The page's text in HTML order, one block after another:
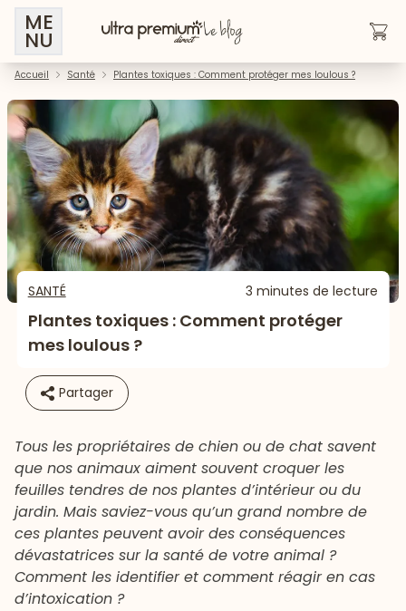
ME
NU
Accueil Santé Plantes toxiques : Comment protéger mes loulous ?
SANTÉ 3 minutes de lecture
Plantes toxiques : Comment protéger
mes loulous ?
Partager
Tous les propriétaires de chien ou de chat savent
que nos animaux aiment souvent croquer les
feuilles tendres de nos plantes d’intérieur ou du
jardin. Mais saviez-vous qu’un grand nombre de
ces plantes peuvent avoir des conséquences
dévastatrices sur la santé de votre animal ?
Comment les identifier et comment réagir en cas
d’intoxication ?